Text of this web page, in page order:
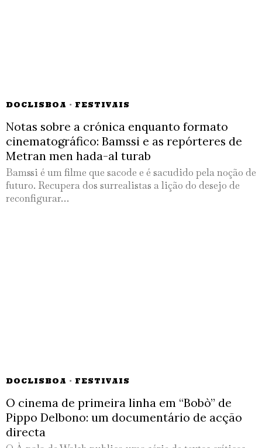
DOCLISBOA · FESTIVAIS
Notas sobre a crónica enquanto formato
cinematográfico: Bamssi e as repórteres de
Metran men hada-al turab
Bamssi é um filme que sacode e é sacudido pela noção de
futuro. Recupera dos surrealistas a lição do desejo de
reconfigurar…
DOCLISBOA · FESTIVAIS
O cinema de primeira linha em “Bobò” de
Pippo Delbono: um documentário de acção
directa